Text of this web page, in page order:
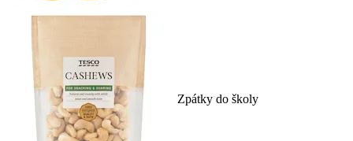
Zpátky do školy